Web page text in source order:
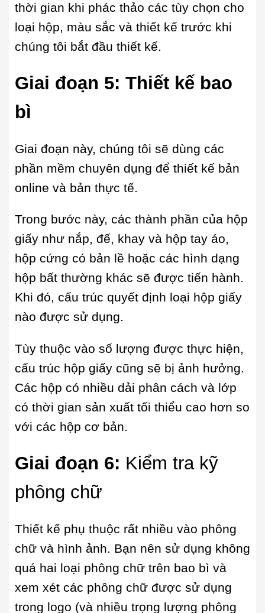
thời gian khi phác thảo các tùy chọn cho
loại hộp, màu sắc và thiết kế trước khi
chúng tôi bắt đầu thiết kế.
Giai đoạn 5: Thiết kế bao
bì
Giai đoạn này, chúng tôi sẽ dùng các
phần mềm chuyên dụng để thiết kế bản
online và bản thực tế.
Trong bước này, các thành phần của hộp
giấy như nắp, đế, khay và hộp tay áo,
hộp cứng có bản lề hoặc các hình dạng
hộp bất thường khác sẽ được tiến hành.
Khi đó, cấu trúc quyết định loại hộp giấy
nào được sử dụng.
Tùy thuộc vào số lượng được thực hiện,
cấu trúc hộp giấy cũng sẽ bị ảnh hưởng.
Các hộp có nhiều dải phân cách và lớp
có thời gian sản xuất tối thiểu cao hơn so
với các hộp cơ bản.
Giai đoạn 6: Kiểm tra kỹ
phông chữ
Thiết kế phụ thuộc rất nhiều vào phông
chữ và hình ảnh. Bạn nên sử dụng không
quá hai loại phông chữ trên bao bì và
xem xét các phông chữ được sử dụng
trong logo (và nhiều trọng lượng phông